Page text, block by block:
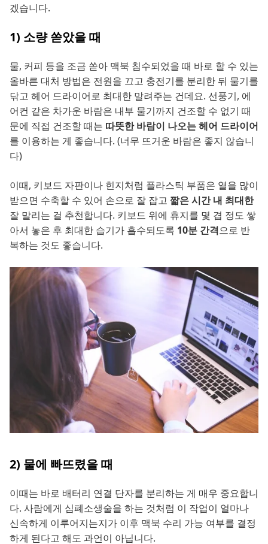
겠습니다.
1) 소량 쏟았을 때
물, 커피 등을 조금 쏟아 맥북 침수되었을 때 바로 할 수 있는
올바른 대처 방법은 전원을 끄고 충전기를 분리한 뒤 물기를
닦고 헤어 드라이어로 최대한 말려주는 건데요. 선풍기, 에
어컨 같은 차가운 바람은 내부 물기까지 건조할 수 없기 때
문에 직접 건조할 때는 따뜻한 바람이 나오는 헤어 드라이어
를 이용하는 게 좋습니다. (너무 뜨거운 바람은 좋지 않습니
다)
이때, 키보드 자판이나 힌지처럼 플라스틱 부품은 열을 많이
받으면 수축할 수 있어 손으로 잘 잡고 짧은 시간 내 최대한
잘 말리는 걸 추천합니다. 키보드 위에 휴지를 몇 겹 정도 쌓
아서 놓은 후 최대한 습기가 흡수되도록 10분 간격으로 반
복하는 것도 좋습니다.
2) 물에 빠뜨렸을 때
이때는 바로 배터리 연결 단자를 분리하는 게 매우 중요합니
다. 사람에게 심폐소생술을 하는 것처럼 이 작업이 얼마나
신속하게 이루어지는지가 이후 맥북 수리 가능 여부를 결정
하게 된다고 해도 과언이 아닙니다.